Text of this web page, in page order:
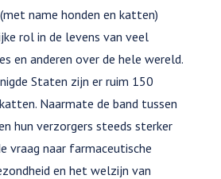
name honden en katten)
rol in de levens van veel
en anderen over de hele wereld.
Staten zijn er ruim 150
Naarmate de band tussen
hun verzorgers steeds sterker
vraag naar farmaceutische
en het welzijn van